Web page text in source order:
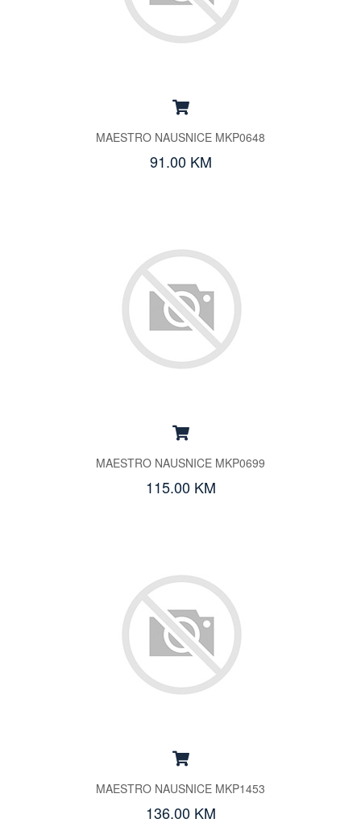
MAESTRO NAUSNICE MKP0648
91.00 KM
MAESTRO NAUSNICE MKP0699
115.00 KM
MAESTRO NAUSNICE MKP1453
136.00 KM